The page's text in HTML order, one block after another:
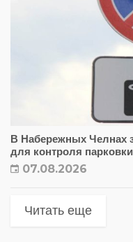
В Набережных Челнах
для контроля парковки
07.08.2026
Читать еще